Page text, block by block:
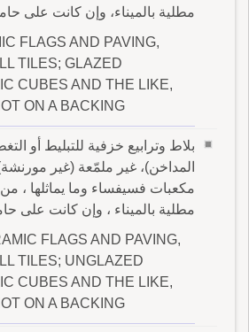
مطلية بالميناء، وإن كانت على
FLAGS AND PAVING,
TILES; GLAZED
CUBES AND THE LIKE,
ON A BACKING
بلاط وترابيع خزفية للتبليط أو
المداخن)، غير ملمّعة (غير مورنشة)
مكعبات فسيفساء وما يماثلها ،
مطلية بالميناء ، وإن كانت على
FLAGS AND PAVING,
TILES; UNGLAZED
CUBES AND THE LIKE,
ON A BACKING